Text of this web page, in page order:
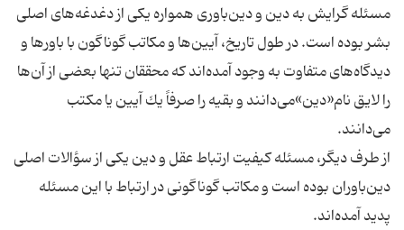
مسئله گرايش به دين و دين‌باورى همواره يكى از دغدغه‌هاى اصلى
بشر بوده است. در طول تاريخ، آيين‌ها و مكاتب گوناگون با باورها و
ديدگاه‌هاى متفاوت به وجود آمده‌اند كه محققان تنها بعضى از آن‌ها
را لايق نام«دين»مى‌دانند و بقيه را صرفاً يك آيين يا مكتب
مى‌دانند.
از طرف ديگر، مسئله كيفيت ارتباط عقل و دين يكى از سؤالات اصلى
دين‌باوران بوده است و مكاتب گوناگونى در ارتباط با اين مسئله
پديد آمده‌اند.